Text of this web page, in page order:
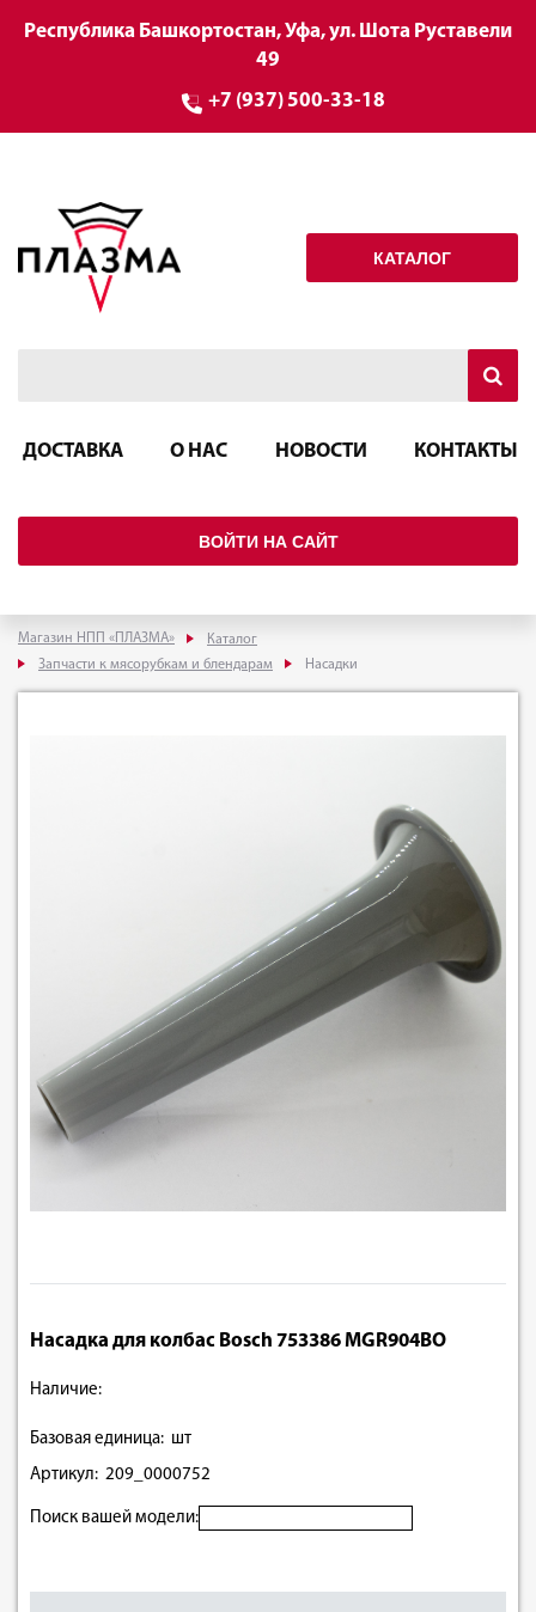
Республика Башкортостан, Уфа, ул. Шота Руставели
49
+7 (937) 500-33-18
КАТАЛОГ
ДОСТАВКА О НАС НОВОСТИ КОНТАКТЫ
ВОЙТИ НА САЙТ
Магазин НПП «ПЛАЗМА»
Каталог
Запчасти к мясорубкам и блендарам
Насадки
Насадка для колбас Bosch 753386 MGR904BO
Наличие:
Базовая единица: шт
Артикул: 209_0000752
Поиск вашей модели: